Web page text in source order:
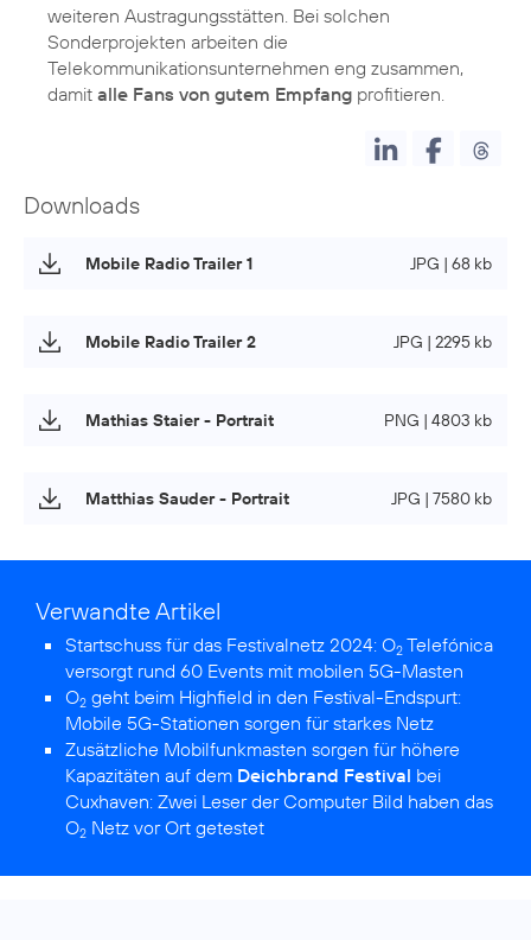
weiteren Austragungsstätten. Bei solchen
Sonderprojekten arbeiten die
Telekommunikationsunternehmen eng zusammen,
damit alle Fans von gutem Empfang profitieren.
Downloads
Mobile Radio Trailer 1 JPG | 68 kb
Mobile Radio Trailer 2 JPG | 2295 kb
Mathias Staier - Portrait PNG | 4803 kb
Matthias Sauder - Portrait JPG | 7580 kb
Verwandte Artikel
Startschuss für das Festivalnetz 2024: O2 Telefónica
versorgt rund 60 Events mit mobilen 5G-Masten
O2 geht beim Highfield in den Festival-Endspurt:
Mobile 5G-Stationen sorgen für starkes Netz
Zusätzliche Mobilfunkmasten sorgen für höhere
Kapazitäten auf dem Deichbrand Festival bei
Cuxhaven: Zwei Leser der Computer Bild haben das
O2 Netz vor Ort getestet